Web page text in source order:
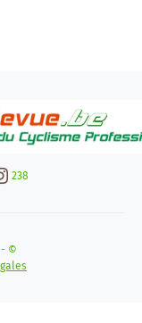
238
- ©